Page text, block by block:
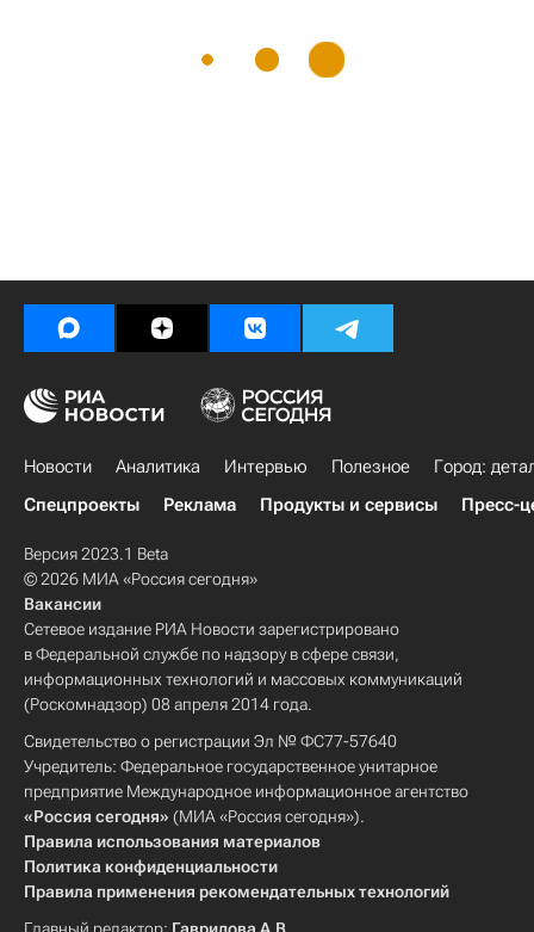
Новости Аналитика Интервью Полезное
Город:
Спецпроекты
Реклама Продукты и сервисы Пресс-
Версия 2023.1 Beta
© 2026 МИА «Россия сегодня»
Вакансии
Сетевое издание РИА Новости зарегистрировано
в Федеральной службе по надзору в сфере связи,
информационных технологий и массовых коммуникаций
(Роскомнадзор) 08 апреля 2014 года.
Свидетельство о регистрации Эл № ФС77-57640
Учредитель: Федеральное государственное унитарное
предприятие Международное информационное агентство
«Россия сегодня» (МИА «Россия сегодня»).
Правила использования материалов
Политика конфиденциальности
Правила применения рекомендательных технологий